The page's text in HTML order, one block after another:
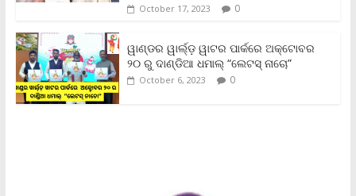
October 17, 2023 0
ୱାଣ୍ଡର ୱାର୍ଲ୍‌ଡ଼ ୱାଟର ପାର୍କରେ ଅକ୍ଟୋବର
୨୦ ରୁ ଦାଣ୍ଡିଆ ଧମାଲ୍ “ଲେଟସ୍ ନାଚୋ”
October 6, 2023 0